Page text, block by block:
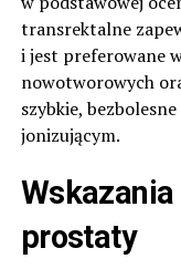
transrektalne
i jest preferowane
nowotworowych
szybkie,
jonizującym.
Wskazania
prostaty